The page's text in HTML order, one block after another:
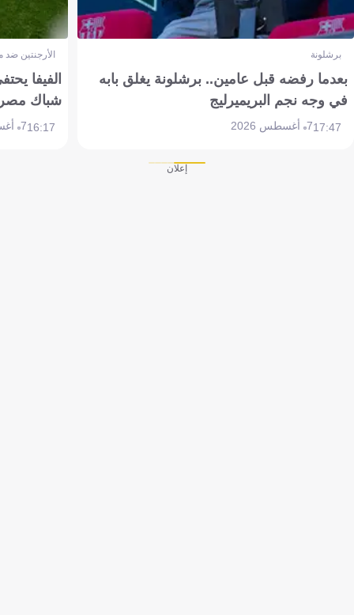
برشلونة
بعدما رفضه قبل عامين.. برشلونة يغلق بابه
في وجه نجم البريميرليج
17:477 أغسطس 2026
الأرجنتين
الفيفا
شباك
16:177 أغسطس 2026
إعلان